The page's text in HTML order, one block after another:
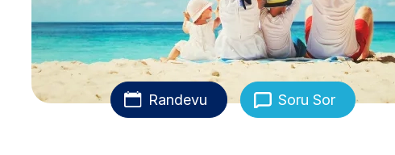
Randevu Soru Sor